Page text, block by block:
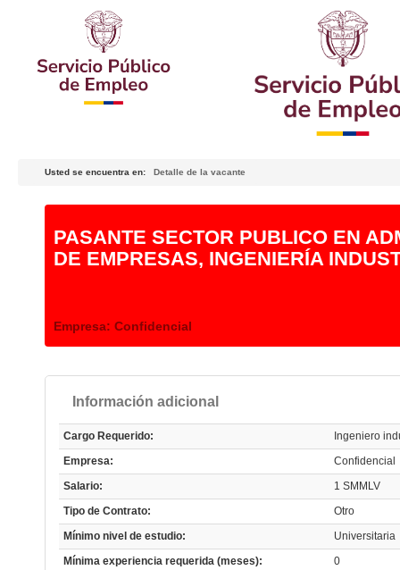
Usted se encuentra en: Detalle de la vacante
PASANTE SECTOR PUBLICO EN
DE EMPRESAS, INGENIERÍA
Empresa: Confidencial
Información adicional
Cargo Requerido:
Ingeniero
Empresa:
Confidencial
Salario:
1 SMMLV
Tipo de Contrato:
Otro
Mínimo nivel de estudio:
Universitaria
Mínima experiencia requerida (meses):
0